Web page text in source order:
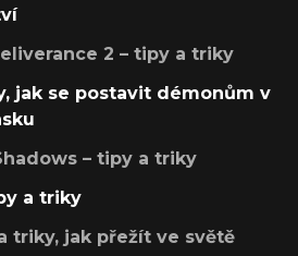
2 – tipy a triky
jak se postavit démonům v
– tipy a triky
a triky
triky, jak přežít ve světě